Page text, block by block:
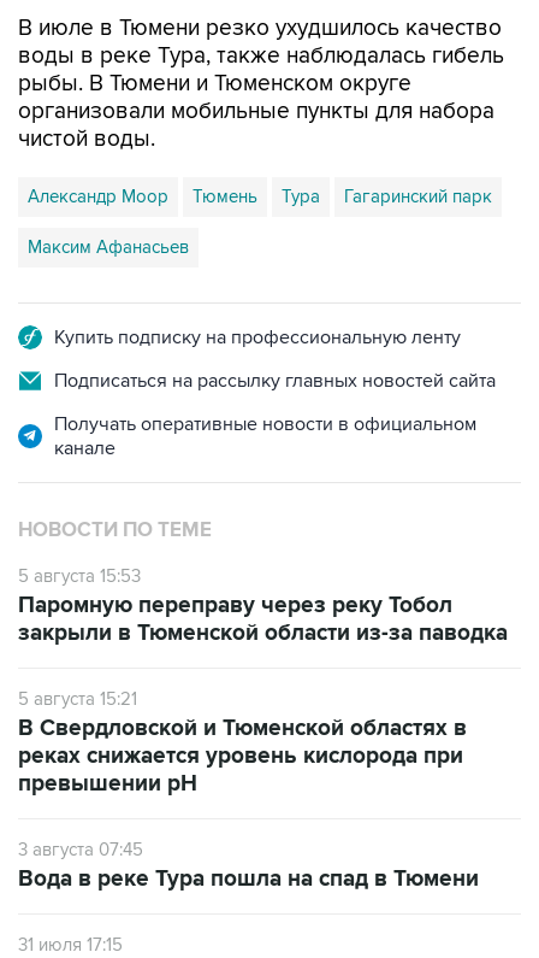
В июле в Тюмени резко ухудшилось качество
воды в реке Тура, также наблюдалась гибель
рыбы. В Тюмени и Тюменском округе
организовали мобильные пункты для набора
чистой воды.
Александр Моор Тюмень Тура Гагаринский парк
Максим Афанасьев
Купить подписку на профессиональную ленту
Подписаться на рассылку главных новостей сайта
Получать оперативные новости в официальном
канале
НОВОСТИ ПО ТЕМЕ
5 августа 15:53
Паромную переправу через реку Тобол
закрыли в Тюменской области из-за паводка
5 августа 15:21
В Свердловской и Тюменской областях в
реках снижается уровень кислорода при
превышении рН
3 августа 07:45
Вода в реке Тура пошла на спад в Тюмени
31 июля 17:15